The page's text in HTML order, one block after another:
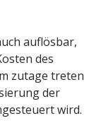
auflösbar,
des
zutage treten
der
wird.